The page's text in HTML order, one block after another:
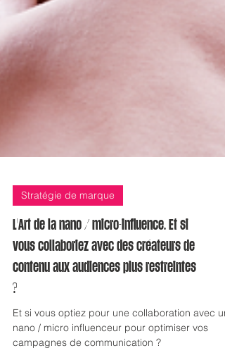
Stratégie de marque
L'Art de la nano / micro-influence. Et si
vous collaboriez avec des créateurs de
contenu aux audiences plus restreintes